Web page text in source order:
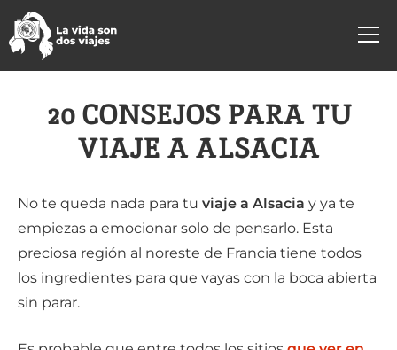
20 CONSEJOS PARA TU
VIAJE A ALSACIA
No te queda nada para tu viaje a Alsacia y ya te
empiezas a emocionar solo de pensarlo. Esta
preciosa región al noreste de Francia tiene todos
los ingredientes para que vayas con la boca abierta
sin parar.